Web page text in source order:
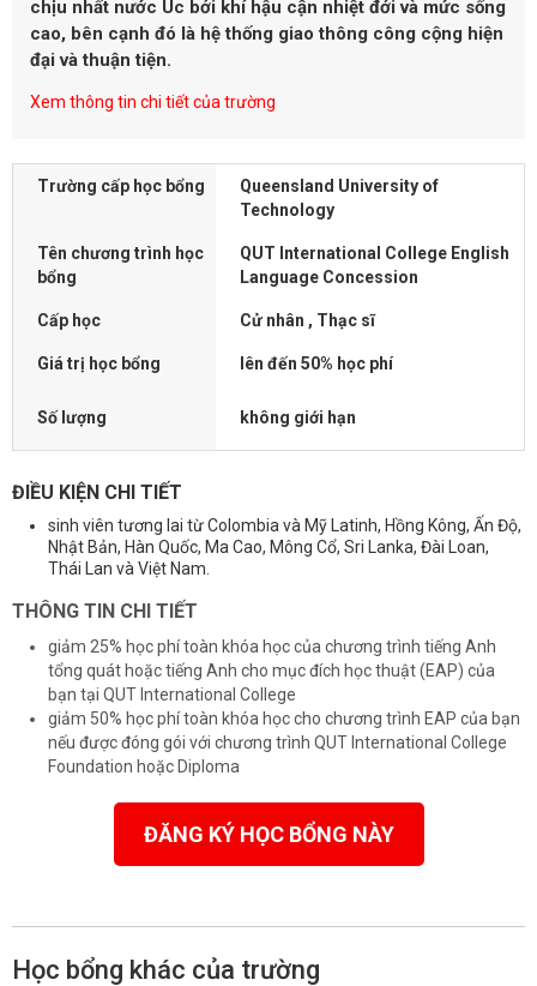
chịu nhất nước Úc bởi khí hậu cận nhiệt đới và mức sống
cao, bên cạnh đó là hệ thống giao thông công cộng hiện
đại và thuận tiện.
Xem thông tin chi tiết của trường
Trường cấp học bổng
Queensland University of
Technology
Tên chương trình học
bổng
QUT International College English
Language Concession
Cấp học Cử nhân , Thạc sĩ
Giá trị học bổng lên đến 50% học phí
Số lượng không giới hạn
ĐIỀU KIỆN CHI TIẾT
sinh viên tương lai từ Colombia và Mỹ Latinh, Hồng Kông, Ấn Độ,
Nhật Bản, Hàn Quốc, Ma Cao, Mông Cổ, Sri Lanka, Đài Loan,
Thái Lan và Việt Nam.
THÔNG TIN CHI TIẾT
giảm 25% học phí toàn khóa học của chương trình tiếng Anh
tổng quát hoặc tiếng Anh cho mục đích học thuật (EAP) của
bạn tại QUT International College
giảm 50% học phí toàn khóa học cho chương trình EAP của bạn
nếu được đóng gói với chương trình QUT International College
Foundation hoặc Diploma
ĐĂNG KÝ HỌC BỔNG NÀY
Học bổng khác của trường